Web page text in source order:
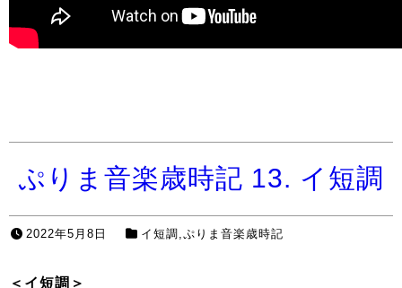
ぷりま音楽歳時記 13. イ短調
2022年5月8日 イ短調 ,ぷりま音楽歳時記
＜イ短調＞